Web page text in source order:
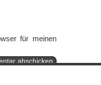
für meinen